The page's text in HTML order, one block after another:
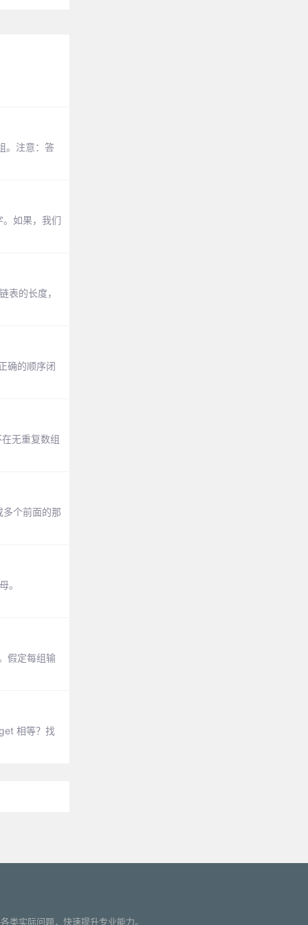
。注意：答
如果，我们
表的长度，
确的顺序闭
无重复数组
个前面的那
。
假定每组输
相等？找
实际问题，快速提升专业能力。